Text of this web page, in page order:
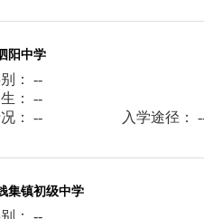
阳中学
： --
： --
： --
入学途径：
集镇初级中学
： --